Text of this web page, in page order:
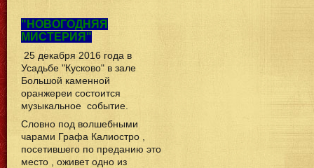
"НОВОГОДНЯЯ
МИСТЕРИЯ"
25 декабря 2016 года в
Усадьбе "Кусково" в зале
Большой каменной
оранжереи состоится
музыкальное событие.
Словно под волшебными
чарами Графа Калиостро ,
посетившего по преданию это
место , оживет одно из